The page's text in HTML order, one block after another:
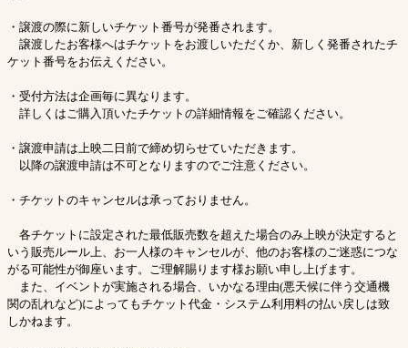
・譲渡の際に新しいチケット番号が発番されます。
譲渡したお客様へはチケットをお渡しいただくか、新しく発番されたチ
ケット番号をお伝えください。
・受付方法は企画毎に異なります。
詳しくはご購入頂いたチケットの詳細情報をご確認ください。
・譲渡申請は上映二日前で締め切らせていただきます。
以降の譲渡申請は不可となりますのでご注意ください。
・チケットのキャンセルは承っておりません。
各チケットに設定された最低販売数を超えた場合のみ上映が決定すると
いう販売ルール上、お一人様のキャンセルが、他のお客様のご迷惑につな
がる可能性が御座います。ご理解賜ります様お願い申し上げます。
また、イベントが実施される場合、いかなる理由(悪天候に伴う交通機
関の乱れなど)によってもチケット代金・システム利用料の払い戻しは致
しかねます。